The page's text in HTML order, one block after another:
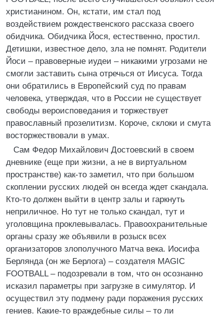
христианином. Он, кстати, им стал под
воздействием рождественского рассказа своего
обидчика. Обидчика Йося, естественно, простил.
Детишки, известное дело, зла не помнят. Родители
Йоси – правоверные иудеи – никакими угрозами не
смогли заставить сына отречься от Иисуса. Тогда
они обратились в Европейский суд по правам
человека, утверждая, что в России не существует
свободы вероисповедания и торжествует
православный прозелитизм. Короче, склоки и смута
восторжествовали в умах.
Сам Федор Михайлович Достоевский в своем
дневнике (еще при жизни, а не в виртуальном
пространстве) как-то заметил, что при большом
скоплении русских людей он всегда ждет скандала.
Кто-то должен выйти в центр залы и гаркнуть
неприличное. Но тут не только скандал, тут и
уголовщина проклевывалась. Правоохранительные
органы сразу же объявили в розыск всех
организаторов злополучного Матча века. Иосифа
Берлянда (он же Берлога) – создателя MAGIC
FOOTBALL – подозревали в том, что он осознанно
исказил параметры при загрузке в симулятор. И
осуществил эту подмену ради поражения русских
гениев. Какие-то враждебные силы – то ли